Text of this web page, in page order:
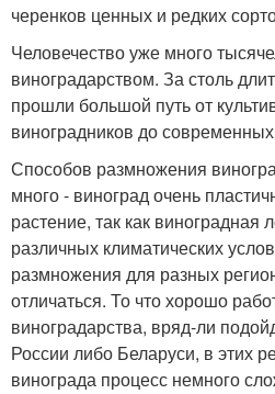
черенков ценных и редких
Человечество уже много
виноградарством. За столь
прошли большой путь от
виноградников до
Способов размножения
много - виноград очень
растение, так как виноградная
различных климатических
размножения для разных
отличаться. То что хорошо
виноградарства, вряд-ли
России либо Беларуси, в этих
винограда процесс немного